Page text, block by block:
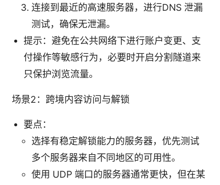
连接到最近的高速服务器，进行DNS 泄漏
测试，确保无泄漏。
提示：避免在公共网络下进行账户变更、支
付操作等敏感行为，必要时开启分割隧道来
只保护浏览流量。
场景2：跨境内容访问与解锁
要点：
选择有稳定解锁能力的服务器，优先测试
多个服务器来自不同地区的可用性。
使用 UDP 端口的服务器通常更快，但在某